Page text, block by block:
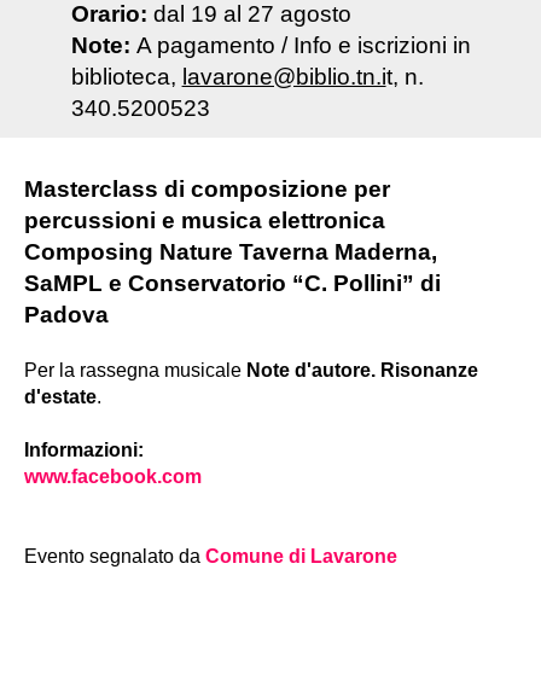
Orario: dal 19 al 27 agosto
Note: A pagamento / Info e iscrizioni in
biblioteca, lavarone@biblio.tn.it, n.
340.5200523
Masterclass di composizione per
percussioni e musica elettronica
Composing Nature Taverna Maderna,
SaMPL e Conservatorio “C. Pollini” di
Padova
Per la rassegna musicale Note d'autore. Risonanze
d'estate.
Informazioni:
www.facebook.com
Evento segnalato da Comune di Lavarone